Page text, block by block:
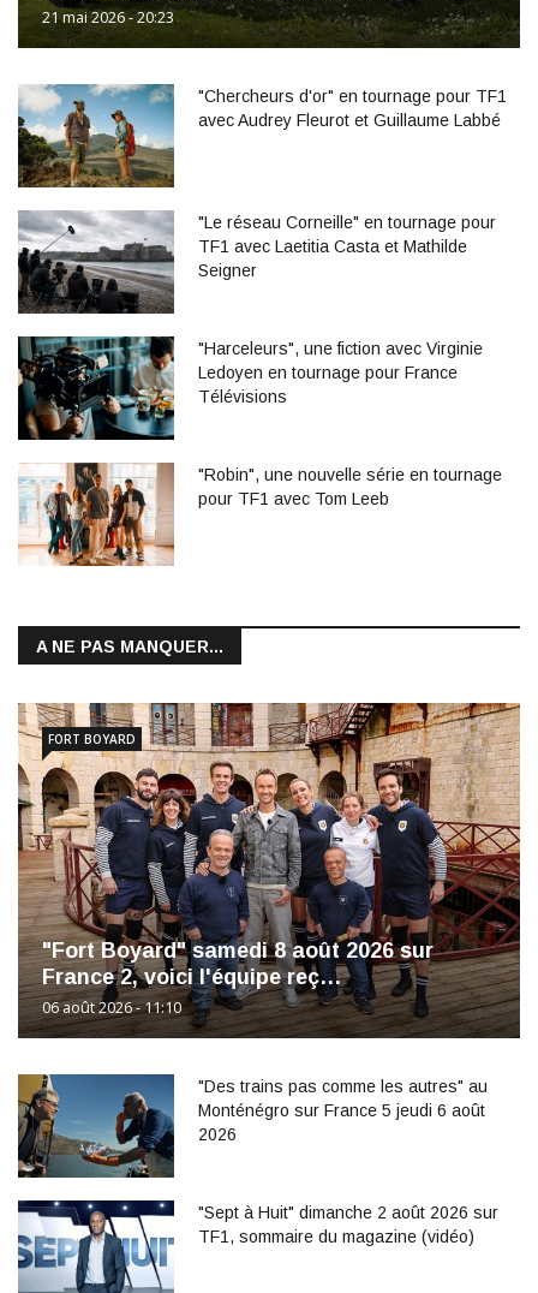
21 mai 2026 - 20:23
"Chercheurs d'or" en tournage pour TF1
avec Audrey Fleurot et Guillaume Labbé
"Le réseau Corneille" en tournage pour
TF1 avec Laetitia Casta et Mathilde
Seigner
"Harceleurs", une fiction avec Virginie
Ledoyen en tournage pour France
Télévisions
"Robin", une nouvelle série en tournage
pour TF1 avec Tom Leeb
A NE PAS MANQUER...
"Fort Boyard" samedi 8 août 2026 sur
France 2, voici l'équipe reç…
06 août 2026 - 11:10
FORT BOYARD
"Des trains pas comme les autres" au
Monténégro sur France 5 jeudi 6 août
2026
"Sept à Huit" dimanche 2 août 2026 sur
TF1, sommaire du magazine (vidéo)